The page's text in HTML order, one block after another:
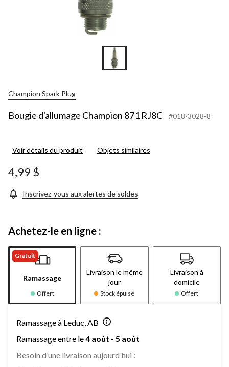
Champion Spark Plug
Bougie d'allumage Champion 871 RJ8C #018-3028-8
Voir détails du produit Objets similaires
4,99 $
Inscrivez-vous aux alertes de soldes
Achetez-le en ligne :
Gratuit
Ramassage
Offert
Livraison le même
jour
Stock épuisé
Livraison à
domicile
Offert
Ramassage à Leduc, AB
Ramassage entre le4 août - 5 août
Besoin d’une livraison aujourd'hui :